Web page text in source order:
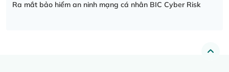
Ra mắt bảo hiểm an ninh mạng cá nhân BIC Cyber Risk